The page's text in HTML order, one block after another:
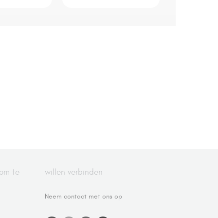
te
willen verbinden
Neem contact met ons op